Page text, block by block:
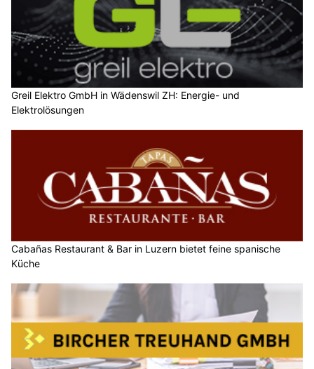
Greil Elektro GmbH in Wädenswil ZH: Energie- und
Elektrolösungen
Cabañas Restaurant & Bar in Luzern bietet feine spanische
Küche